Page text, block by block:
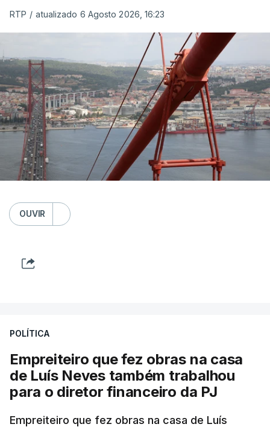
RTP / atualizado 6 Agosto 2026, 16:23
OUVIR
POLÍTICA
Empreiteiro que fez obras na casa
de Luís Neves também trabalhou
para o diretor financeiro da PJ
Empreiteiro que fez obras na casa de Luís